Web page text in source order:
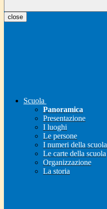
close
Scuola
Panoramica
Presentazione
I luoghi
Le persone
I numeri della scuola
Le carte della scuola
Organizzazione
La storia